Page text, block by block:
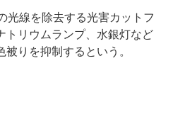
光線を除去する光害カットフ
トリウムランプ、水銀灯など
りを抑制するという。